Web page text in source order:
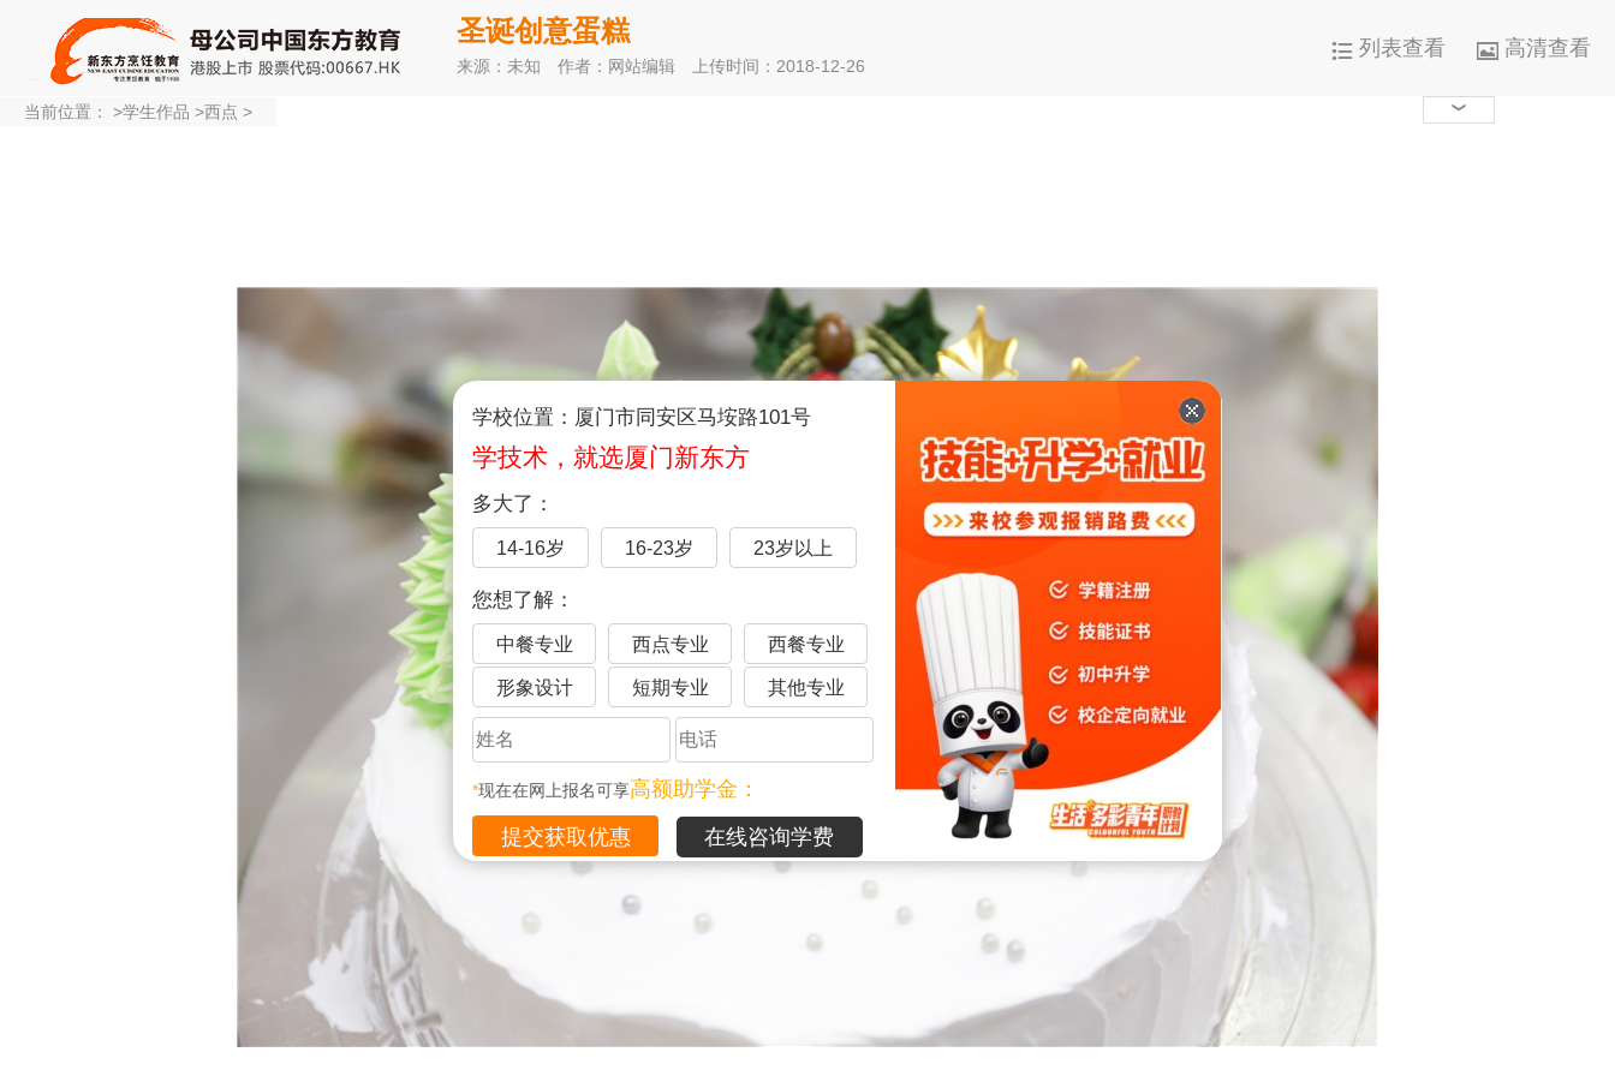
学校位置：厦门市同安区马垵路101号
学技术，就选厦门新东方
多大了：
14-16岁 16-23岁 23岁以上
您想了解：
中餐专业 西点专业 西餐专业
形象设计 短期专业 其他专业
*现在在网上报名可享高额助学金：
在线咨询学费
圣诞创意蛋糕
来源：未知 作者：网站编辑 上传时间：2018-12-26
 列表查看  高清查看
当前位置： >学生作品 >西点 > 
